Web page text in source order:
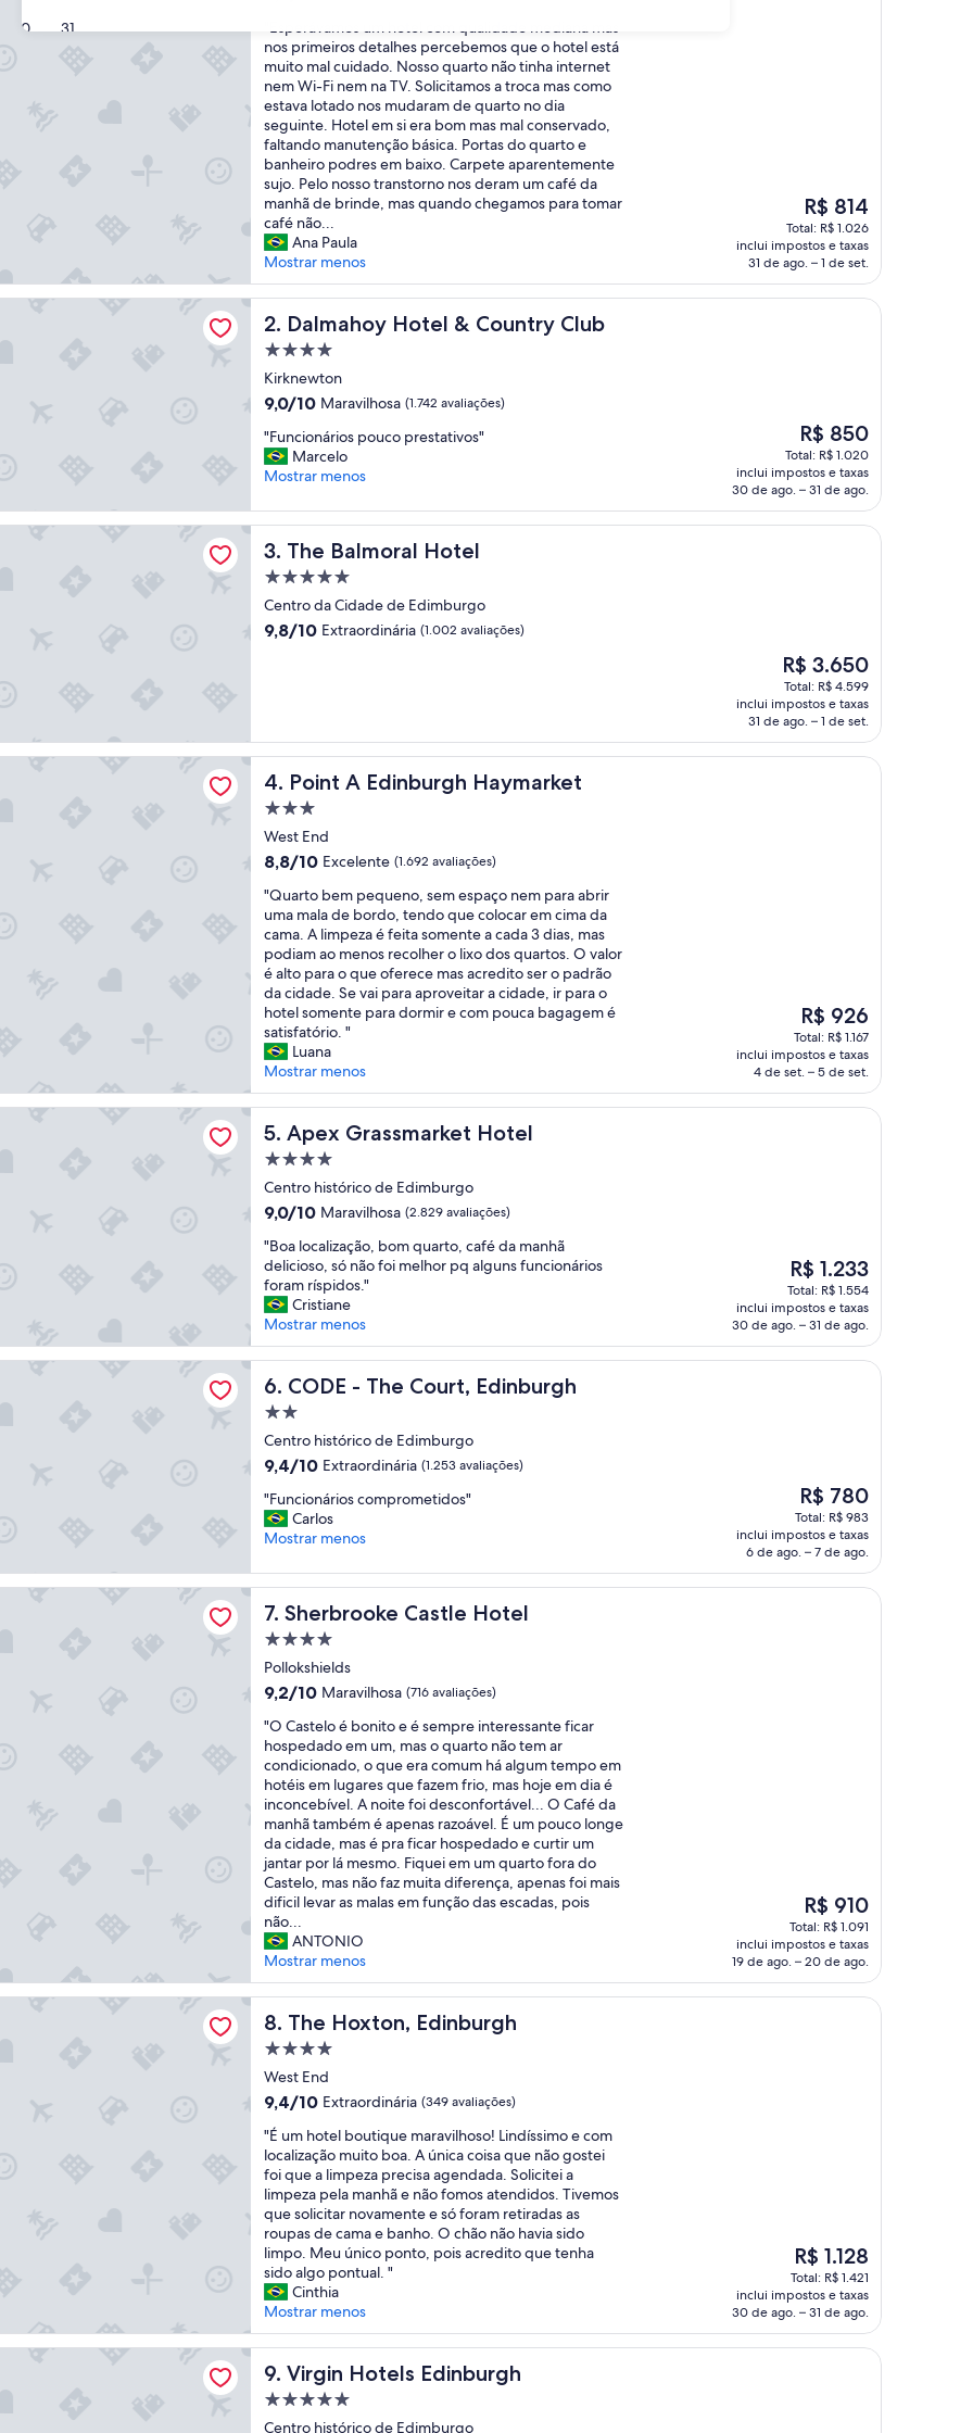
30 31
10,
Excelente,
(1.513
avaliações)
E
s
p
e
r
á
v
a
m
o
s
u
m
h
o
e
l
c
m
q
u
l
d
a
e
m
a
a
s
n
o
s
p
i
m
e
i
r
o
s
d
e
a
l
h
e
s
p
e
c
e
b
e
m
o
s
q
u
o
h
o
t
l
e
s
á
m
u
t
o
m
a
l
c
u
i
d
a
d
o
.
N
o
s
o
q
u
r
t
o
n
ã
o
t
i
n
h
a
i
n
e
"Esperávamos um hotel com qualidade mediana mas
nos primeiros detalhes percebemos que o hotel está
muito mal cuidado. Nosso quarto não tinha internet
nem Wi-Fi nem na TV. Solicitamos a troca mas como
estava lotado nos mudaram de quarto no dia
seguinte. Hotel em si era bom mas mal conservado,
faltando manutenção básica. Portas do quarto e
banheiro podres em baixo. Carpete aparentemente
sujo. Pelo nosso transtorno nos deram um café da
manhã de brinde, mas quando chegamos para tomar
café não...
Ana Paula
Mostrar menos
O
preço
é
de
R$ 814
R$ 814
Total: R$ 1.026
inclui impostos e taxas
31 de ago. – 1 de set.
2. Dalmahoy Hotel & Country Club
Dalmahoy Hotel & Country Club
Propriedade
4.0
estrelas
Kirknewton
9.0
10,
Maravilhosa,
(1.742
9,0/10 Maravilhosa (1.742 avaliações)
"
F
u
c
o
n
r
i
c
p
r
e
s
t
a
i
v
o
s
"
"Funcionários pouco prestativos"
Marcelo
Mostrar menos
O
preço
é
de
R$ 850
R$ 850
Total: R$ 1.020
inclui impostos e taxas
30 de ago. – 31 de ago.
Hotel & Country Club
3. The Balmoral Hotel
The Balmoral Hotel
Propriedade
5.0
estrelas
Centro da Cidade de Edimburgo
9.8
9,8/10 Extraordinária (1.002 avaliações)
O
preço
é
de
R$ 3.650
R$ 3.650
Total: R$ 4.599
inclui impostos e taxas
31 de ago. – 1 de set.
Hotel
4. Point A Edinburgh Haymarket
Point A Edinburgh Haymarket
Propriedade
3.0
estrelas
West End
8.8
10,
Excelente,
(1.692
avaliações)
8,8/10 Excelente (1.692 avaliações)
"
Q
u
a
r
t
o
b
e
m
p
e
q
e
n
o
s
e
m
e
s
p
a
ç
n
e
m
a
r
a
b
r
m
a
l
a
d
e
b
o
r
d
o
,
t
e
n
o
q
u
e
c
o
l
o
c
a
r
e
m
c
i
m
a
a
c
a
"Quarto bem pequeno, sem espaço nem para abrir
uma mala de bordo, tendo que colocar em cima da
cama. A limpeza é feita somente a cada 3 dias, mas
podiam ao menos recolher o lixo dos quartos. O valor
é alto para o que oferece mas acredito ser o padrão
da cidade. Se vai para aproveitar a cidade, ir para o
hotel somente para dormir e com pouca bagagem é
satisfatório. "
Luana
Mostrar menos
O
preço
é
de
R$ 926
R$ 926
Total: R$ 1.167
inclui impostos e taxas
4 de set. – 5 de set.
Haymarket
5. Apex Grassmarket Hotel
Apex Grassmarket Hotel
Propriedade
4.0
estrelas
Centro histórico de Edimburgo
9.0
10,
Maravilhosa,
(2.829
avaliações)
9,0/10 Maravilhosa (2.829 avaliações)
"
B
o
a
l
o
c
a
z
a
ã
o
,
o
q
u
r
t
c
a
f
é
d
a
m
a
n
h
ã
d
e
i
c
o
s
s
ó
n
ã
o
f
o
i
m
e
h
o
r
"Boa localização, bom quarto, café da manhã
delicioso, só não foi melhor pq alguns funcionários
foram ríspidos."
Cristiane
Mostrar menos
O
preço
é
de
R$ 1.233
R$ 1.233
Total: R$ 1.554
inclui impostos e taxas
30 de ago. – 31 de ago.
Hotel
6. CODE - The Court, Edinburgh
CODE - The Court, Edinburgh
Propriedade
2.0
estrelas
Centro histórico de Edimburgo
9.4
10,
Extraordinária,
(1.253
9,4/10 Extraordinária (1.253 avaliações)
"
F
u
c
o
n
r
i
c
o
m
p
r
o
m
e
t
i
d
o
s
"Funcionários comprometidos"
Carlos
Mostrar menos
O
preço
é
de
R$ 780
R$ 780
Total: R$ 983
inclui impostos e taxas
6 de ago. – 7 de ago.
Court, Edinburgh
7. Sherbrooke Castle Hotel
Sherbrooke Castle Hotel
Propriedade
4.0
estrelas
Pollokshields
9.2
10,
Maravilhosa,
(716
avaliações)
9,2/10 Maravilhosa (716 avaliações)
"
O
C
a
s
t
e
l
o
é
b
o
n
i
t
o
é
s
e
m
p
r
e
i
n
t
e
r
e
s
s
a
n
e
f
"O Castelo é bonito e é sempre interessante ficar
hospedado em um, mas o quarto não tem ar
condicionado, o que era comum há algum tempo em
hotéis em lugares que fazem frio, mas hoje em dia é
inconcebível. A noite foi desconfortável... O Café da
manhã também é apenas razoável. É um pouco longe
da cidade, mas é pra ficar hospedado e curtir um
jantar por lá mesmo. Fiquei em um quarto fora do
Castelo, mas não faz muita diferença, apenas foi mais
dificil levar as malas em função das escadas, pois
não...
ANTONIO
Mostrar menos
O
preço
é
de
R$ 910
R$ 910
Total: R$ 1.091
inclui impostos e taxas
19 de ago. – 20 de ago.
Castle Hotel
8. The Hoxton, Edinburgh
The Hoxton, Edinburgh
Propriedade
4.0
estrelas
West End
9.4
10,
Extraordinária,
(349
avaliações)
9,4/10 Extraordinária (349 avaliações)
"
É
u
m
h
o
t
e
l
b
o
u
t
q
u
"É um hotel boutique maravilhoso! Lindíssimo e com
localização muito boa. A única coisa que não gostei
foi que a limpeza precisa agendada. Solicitei a
limpeza pela manhã e não fomos atendidos. Tivemos
que solicitar novamente e só foram retiradas as
roupas de cama e banho. O chão não havia sido
limpo. Meu único ponto, pois acredito que tenha
sido algo pontual. "
Cinthia
Mostrar menos
O
preço
é
de
R$ 1.128
R$ 1.128
Total: R$ 1.421
inclui impostos e taxas
30 de ago. – 31 de ago.
Edinburgh
9. Virgin Hotels Edinburgh
Virgin Hotels Edinburgh
Propriedade
5.0
Centro histórico de Edimburgo
Edinburgh